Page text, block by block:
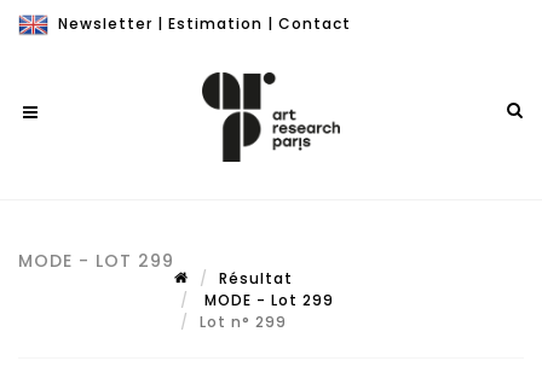
Newsletter | Estimation | Contact
MODE - LOT 299
Résultat
MODE - Lot 299
Lot n° 299